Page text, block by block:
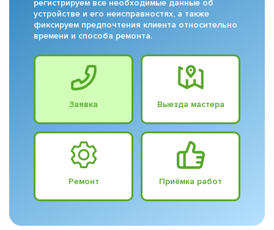
регистрируем все необходимые данные об
устройстве и его неисправностях, а также
фиксируем предпочтения клиента относительно
времени и способа ремонта.
Заявка Выезда мастера
Ремонт Приёмка работ